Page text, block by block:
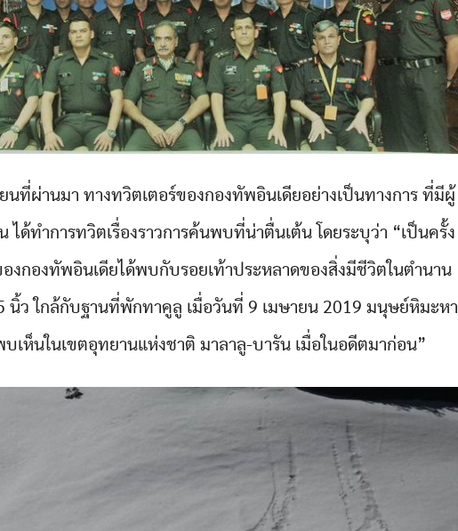
นที่ผ่านมา ทางทวิตเตอร์ของกองทัพอินเดียอย่างเป็นทางการ ที่มีผู้
ได้ทำการทวิตเรื่องราวการค้นพบที่น่าตื่นเต้น โดยระบุว่า “เป็นครั้ง
งกองทัพอินเดียได้พบกับรอยเท้าประหลาดของสิ่งมีชีวิตในตำนาน
นิ้ว ใกล้กับฐานที่พักทาคูลู เมื่อวันที่ 9 เมษายน 2019 มนุษย์หิมะหา
เห็นในเขตอุทยานแห่งชาติ มาลาลู-บารัน เมื่อในอดีตมาก่อน”